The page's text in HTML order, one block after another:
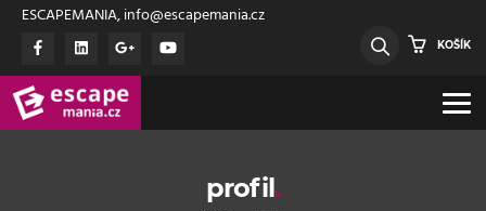
ESCAPEMANIA, info@escapemania.cz
KOŠÍK
profil